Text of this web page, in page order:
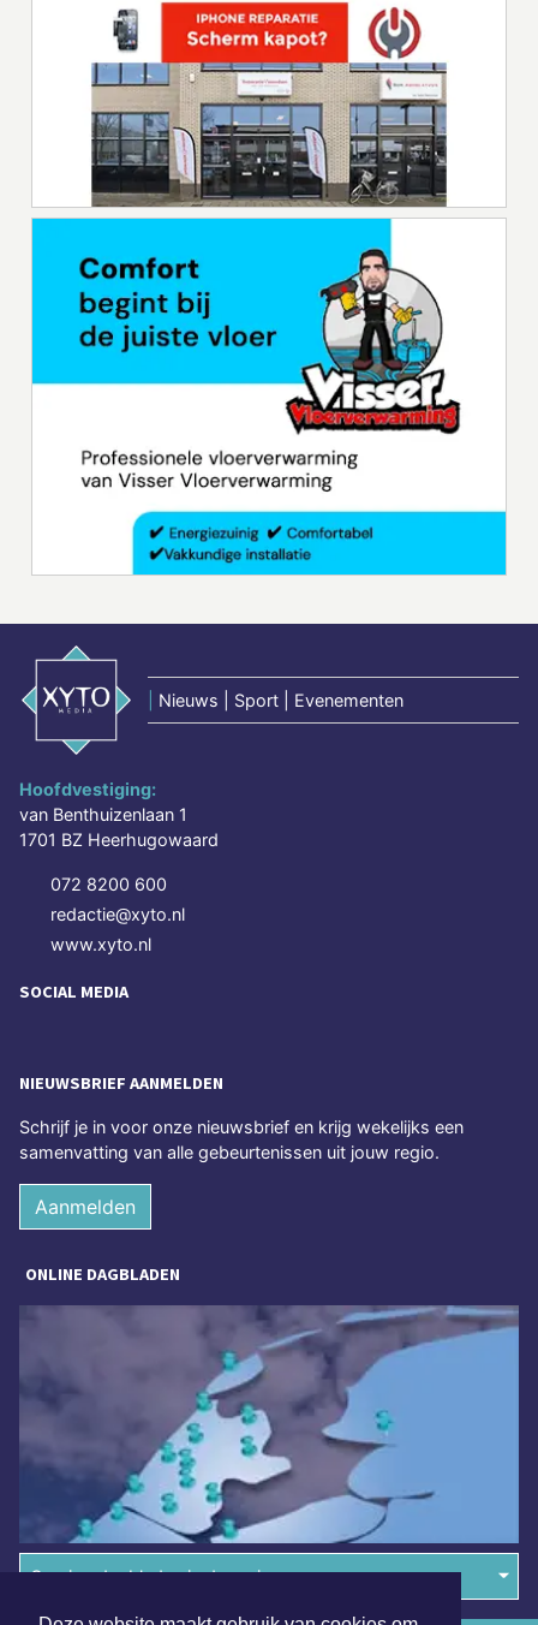
Nieuws | Sport | Evenementen
Hoofdvestiging:
van Benthuizenlaan 1
1701 BZ Heerhugowaard
072 8200 600
redactie@xyto.nl
www.xyto.nl
SOCIAL MEDIA
NIEUWSBRIEF AANMELDEN
Schrijf je in voor onze nieuwsbrief en krijg wekelijks een
samenvatting van alle gebeurtenissen uit jouw regio.
Aanmelden
ONLINE DAGBLADEN
Overige dagbladen in de regio